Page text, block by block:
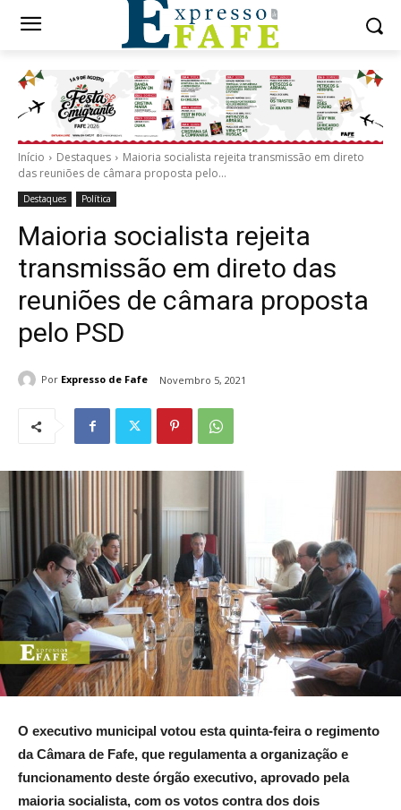
Início Destaques
Maioria socialista rejeita transmissão em direto
das reuniões de câmara proposta pelo...
Destaques Política
Maioria socialista rejeita
transmissão em direto das
reuniões de câmara proposta
pelo PSD
Por Expresso de Fafe Novembro 5, 2021
O executivo municipal votou esta quinta-feira o regimento
da Câmara de Fafe, que regulamenta a organização e
funcionamento deste órgão executivo, aprovado pela
maioria socialista, com os votos contra dos dois